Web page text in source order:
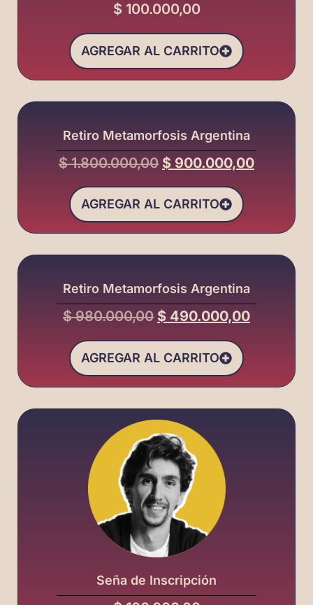
$ 100.000,00
AGREGAR AL CARRITO
Retiro Metamorfosis Argentina
$1.800.000,00 $ 900.000,00
AGREGAR AL CARRITO
Retiro Metamorfosis Argentina
$980.000,00 $ 490.000,00
AGREGAR AL CARRITO
Seña de Inscripción